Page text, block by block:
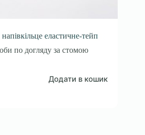
еластичне-тейп
по догляду за стомою
Додати в кошик